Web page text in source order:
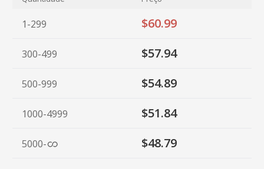
1-299 $60.99
300-499 $57.94
500-999 $54.89
1000-4999 $51.84
5000- $48.79